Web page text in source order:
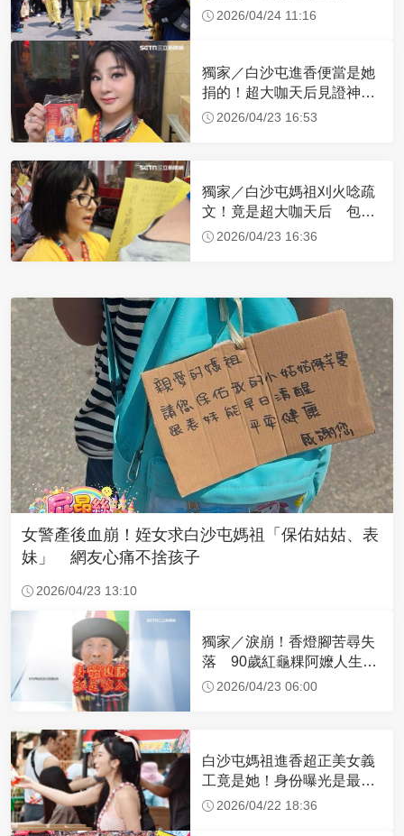
倍」 醫曝原因
2026/04/24 11:16
獨家／白沙屯進香便當是她
捐的！超大咖天后見證神
蹟 一靠近媽祖就爆哭
2026/04/23 16:53
獨家／白沙屯媽祖刈火唸疏
文！竟是超大咖天后 包尿
布忍尿5小時不喊累
2026/04/23 16:36
女警產後血崩！姪女求白沙屯媽祖「保佑姑姑、表
妹」 網友心痛不捨孩子
2026/04/23 13:10
獨家／淚崩！香燈腳苦尋失
落 90歲紅龜粿阿嬤人生謝
幕2026/04/23 06:00
白沙屯媽祖進香超正美女義
工竟是她！身份曝光是最美
禮生 一輩子不結婚
2026/04/22 18:36